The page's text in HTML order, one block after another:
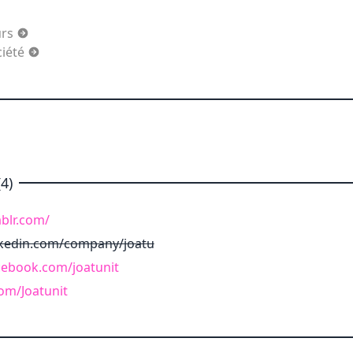
company/joatu
joatunit
Joatunit